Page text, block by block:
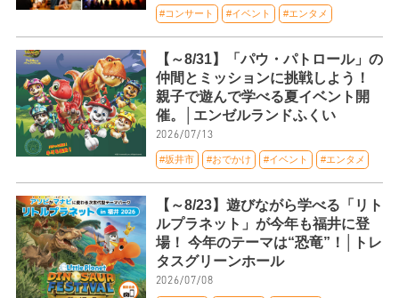
#コンサート #イベント #エンタメ
【～8/31】「パウ・パトロール」の
仲間とミッションに挑戦しよう！
親子で遊んで学べる夏イベント開
催。│エンゼルランドふくい
2026/07/13
#坂井市 #おでかけ #イベント #エンタメ
【～8/23】遊びながら学べる「リト
ルプラネット」が今年も福井に登
場！ 今年のテーマは“恐竜”！│トレ
タスグリーンホール
2026/07/08